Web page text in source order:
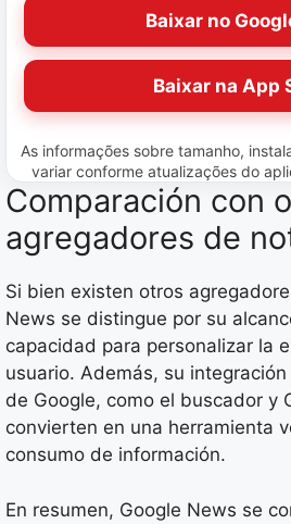
Baixar no
Baixar na App
As informações sobre tamanho,
variar conforme atualizações do
Comparación con
agregadores de
Si bien existen otros
News se distingue por su
capacidad para personalizar la
usuario. Además, su
de Google, como el buscador y
convierten en una herramienta
consumo de información.
En resumen, Google News se